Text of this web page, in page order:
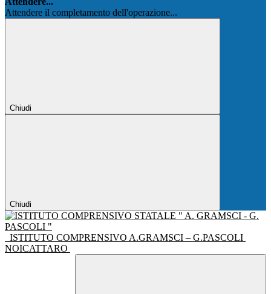
Attendere il completamento dell'operazione...
Chiudi
Chiudi
ISTITUTO COMPRENSIVO A.GRAMSCI – G.PASCOLI
NOICATTARO